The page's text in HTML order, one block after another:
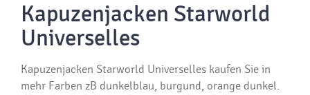
Kapuzenjacken Starworld
Universelles
Kapuzenjacken Starworld Universelles kaufen Sie in
mehr Farben zB dunkelblau, burgund, orange dunkel.